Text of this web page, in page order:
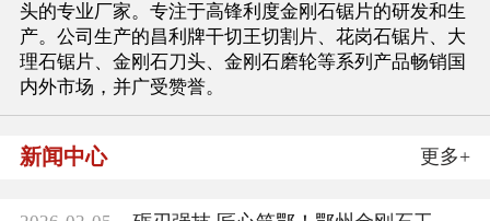
头的专业厂家。专注于高锋利度金刚石锯片的研发和生
产。公司生产的昌利牌干切王切割片、花岗石锯片、大
理石锯片、金刚石刀头、金刚石磨轮等系列产品畅销国
内外市场，并广受赞誉。
新闻中心 更多+